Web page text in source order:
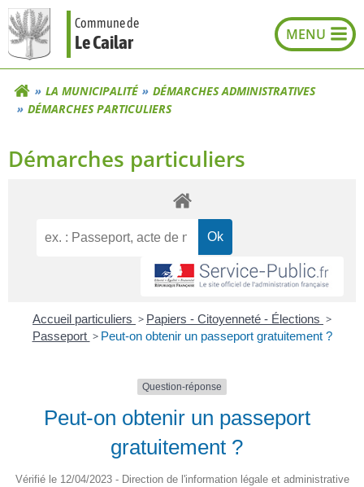
Aller
au
contenu
Commune de
Le Cailar
LA MUNICIPALITÉ
DÉMARCHES ADMINISTRATIVES
DÉMARCHES PARTICULIERS
Démarches particuliers
Accueil particuliers > Papiers - Citoyenneté - Élections >
Passeport > Peut-on obtenir un passeport gratuitement ?
Question-réponse
Peut-on obtenir un passeport
gratuitement ?
Vérifié le 12/04/2023 - Direction de l'information légale et administrative